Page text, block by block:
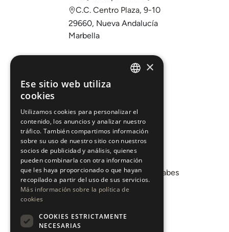
C.C. Centro Plaza, 9-10
29660, Nueva Andalucía
Marbella
Sobre nosotros
Áreas
Promociones
Departamento de Mercados Árabes
Blog
×
Ese sitio web utiliza
cookies
Utilizamos cookies para personalizar el
contenido, los anuncios y analizar nuestro
tráfico. También compartimos información
sobre su uso de nuestro sitio con nuestros
socios de publicidad y análisis, quienes
pueden combinarla con otra información
que les haya proporcionado o que hayan
recopilado a partir del uso de sus servicios.
Más información sobre la política de
cookies
COOKIES ESTRICTAMENTE
NECESARIAS